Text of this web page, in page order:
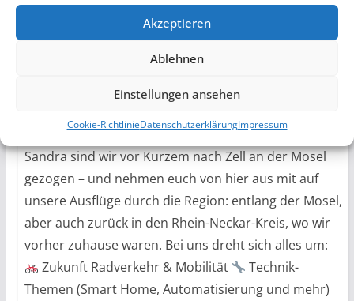
Akzeptieren
Ablehnen
Einstellungen ansehen
Cookie-RichtlinieDatenschutzerklärungImpressum
Marc
Willkommen bei Dein Fotograf & marcmachtblau.de!
mosel-fotograf.de. Gemeinsam mit meiner Frau
Sandra sind wir vor Kurzem nach Zell an der Mosel
gezogen – und nehmen euch von hier aus mit auf
unsere Ausflüge durch die Region: entlang der Mosel,
aber auch zurück in den Rhein-Neckar-Kreis, wo wir
vorher zuhause waren. Bei uns dreht sich alles um:
Zukunft Radverkehr & Mobilität
Technik-
Themen (Smart Home, Automatisierung und mehr)